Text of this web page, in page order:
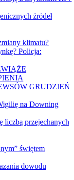
źródeł
klimatu?
Policja:
GRUDZIEŃ
na Downing
liczbą przejechanych
świętem
dowodu